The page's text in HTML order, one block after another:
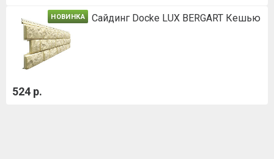
НОВИНКА Сайдинг Docke LUX BERGART Кешью
524 р.